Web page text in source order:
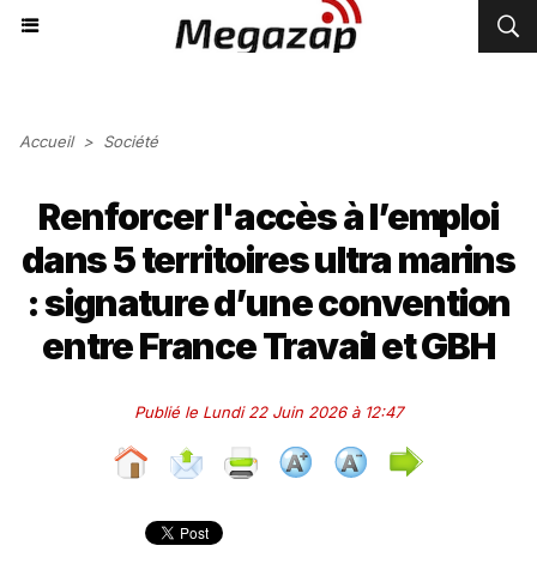
Accueil > Société
Renforcer l'accès à l’emploi
dans 5 territoires ultra marins
: signature d’une convention
entre France Travail et GBH
Publié le Lundi 22 Juin 2026 à 12:47